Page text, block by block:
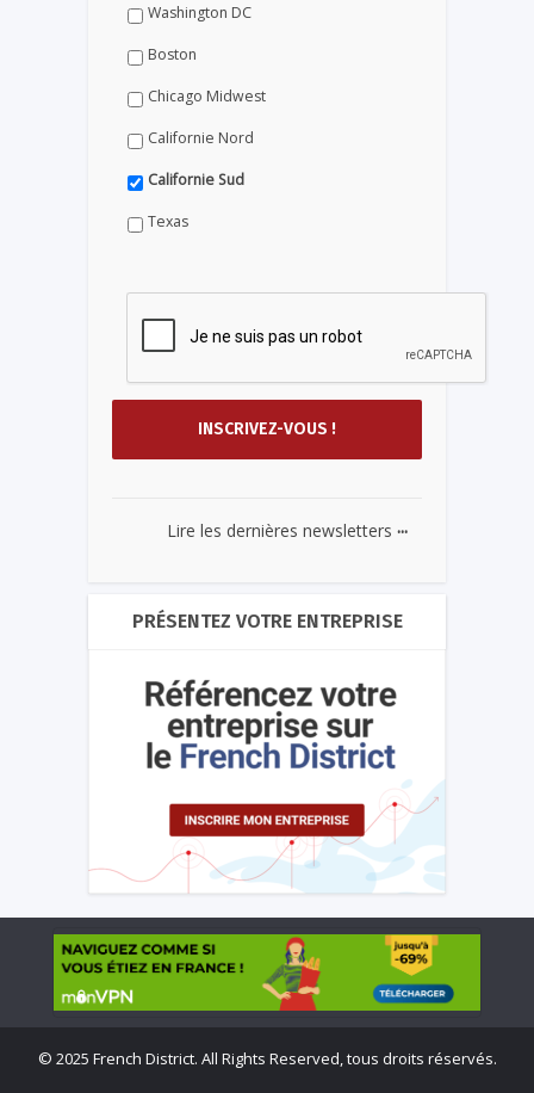
Washington DC
Boston
Chicago Midwest
Californie Nord
Californie Sud
Texas
Lire les dernières newsletters ...
PRÉSENTEZ VOTRE ENTREPRISE
© 2025 French District. All Rights Reserved, tous droits réservés.